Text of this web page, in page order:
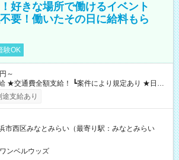
好きな場所で働けるイベント
要！働いたその日に給料もら
験OK
～
★日払
定あり） ┗働いたその日に現金GET♪ お仕事後はコ
日払い分を引き落とせます！ 【試用期間】試
支給あり
市西区みなとみらい（最寄り駅：みなとみらい
ンベルウッズ